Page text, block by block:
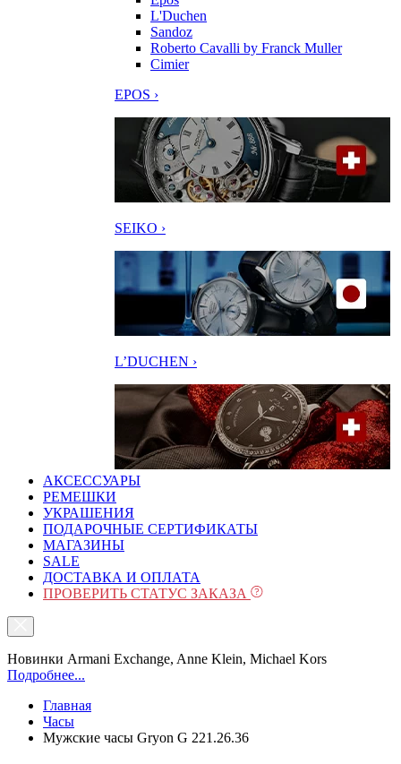
L'Duchen
Sandoz
Roberto Cavalli by Franck Muller
Cimier
EPOS ›
SEIKO ›
L’DUCHEN ›
АКСЕССУАРЫ
РЕМЕШКИ
УКРАШЕНИЯ
ПОДАРОЧНЫЕ СЕРТИФИКАТЫ
МАГАЗИНЫ
SALE
ДОСТАВКА И ОПЛАТА
ПРОВЕРИТЬ СТАТУС ЗАКАЗА
Новинки Armani Exchange, Anne Klein, Michael Kors
Подробнее...
Главная
Часы
Мужские часы Gryon G 221.26.36